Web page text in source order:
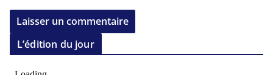
L’édition du jour